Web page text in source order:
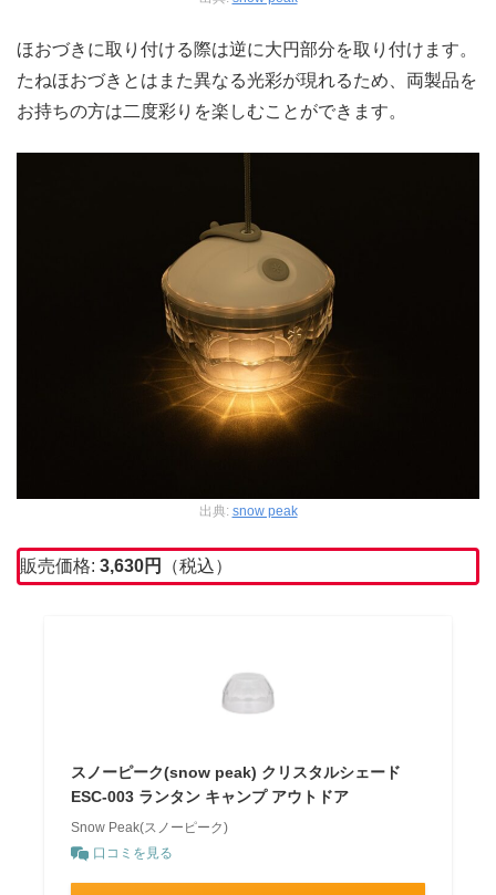
ほおづきに取り付ける際は逆に大円部分を取り付けます。
たねほおづきとはまた異なる光彩が現れるため、両製品を
お持ちの方は二度彩りを楽しむことができます。
出典: snow peak
販売価格: 3,630円 （税込）
スノーピーク(snow peak) クリスタルシェード
ESC-003 ランタン キャンプ アウトドア
Snow Peak(スノーピーク)
口コミを見る